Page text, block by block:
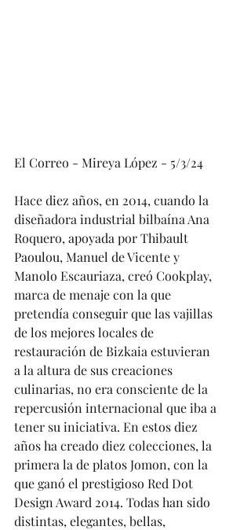
El Correo - Mireya López - 5/3/24
Hace diez años, en 2014, cuando la
diseñadora industrial bilbaína Ana
Roquero, apoyada por Thibault
Paoulou, Manuel de Vicente y
Manolo Escauriaza, creó Cookplay,
marca de menaje con la que
pretendía conseguir que las vajillas
de los mejores locales de
restauración de Bizkaia estuvieran
a la altura de sus creaciones
culinarias, no era consciente de la
repercusión internacional que iba a
tener su iniciativa. En estos diez
años ha creado diez colecciones, la
primera la de platos Jomon, con la
que ganó el prestigioso Red Dot
Design Award 2014. Todas han sido
distintas, elegantes, bellas,